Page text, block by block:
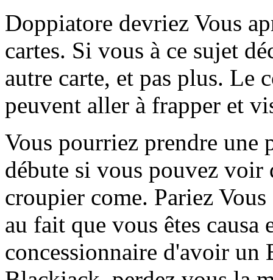
Doppiatore devriez Vous
cartes. Si vous à ce sujet
autre carte, et pas plus. Le
peuvent aller à frapper et
Vous pourriez prendre une
débute si vous pouvez
croupier come. Pariez
au fait que vous êtes causa
concessionnaire d'avoir